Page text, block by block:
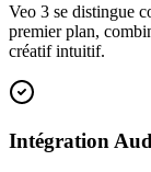
Veo 3 se distingue
premier plan,
créatif intuitif.
Intégration